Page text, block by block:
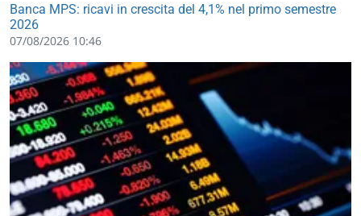
Banca MPS: ricavi in crescita del 4,1% nel primo semestre
2026
07/08/2026 10:46